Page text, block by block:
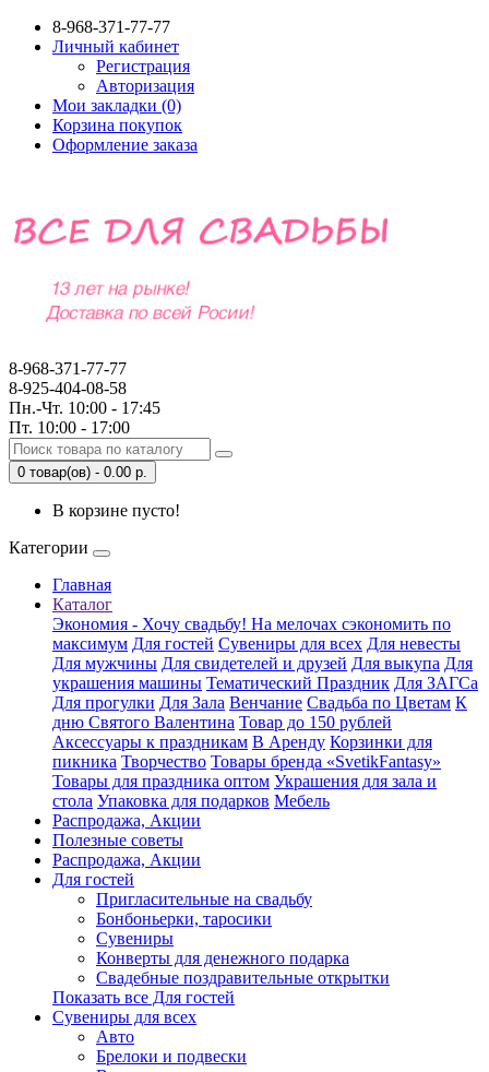
8-968-371-77-77
Личный кабинет
Регистрация
Авторизация
Мои закладки (0)
Корзина покупок
Оформление заказа
8-968-371-77-77
8-925-404-08-58
Пн.-Чт. 10:00 - 17:45
Пт. 10:00 - 17:00
0 товар(ов) - 0.00 р.
В корзине пусто!
Категории
Главная
Каталог
Экономия - Хочу свадьбу! На мелочах сэкономить по
максимум Для гостей Сувениры для всех Для невесты
Для мужчины Для свидетелей и друзей Для выкупа Для
украшения машины Тематический Праздник Для ЗАГСа
Для прогулки Для Зала Венчание Свадьба по Цветам К
дню Святого Валентина Товар до 150 рублей
Аксессуары к праздникам В Аренду Корзинки для
пикника Творчество Товары бренда «SvetikFantasy»
Товары для праздника оптом Украшения для зала и
стола Упаковка для подарков Мебель
Распродажа, Акции
Полезные советы
Распродажа, Акции
Для гостей
Пригласительные на свадьбу
Бонбоньерки, таросики
Сувениры
Конверты для денежного подарка
Свадебные поздравительные открытки
Показать все Для гостей
Сувениры для всех
Авто
Брелоки и подвески